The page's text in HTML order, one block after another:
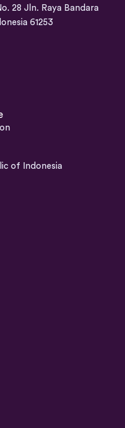
28 Jln. Raya Bandara
61253
of Indonesia